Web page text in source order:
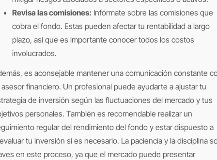
Revisa las comisiones: Infórmate sobre las comisiones que
cobra el fondo. Estas pueden afectar tu rentabilidad a largo
plazo, así que es importante conocer todos los costos
involucrados.
es aconsejable mantener una comunicación constante
financiero. Un profesional puede ayudarte a ajustar tu
de inversión según las fluctuaciones del mercado y tus
personales. También es recomendable realizar un
regular del rendimiento del fondo y estar dispuesto a
tu inversión si es necesario. La paciencia y la disciplina
en este proceso, ya que el mercado puede presentar